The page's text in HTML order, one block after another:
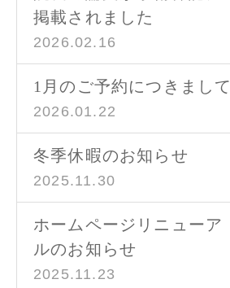
掲載されました
2026.02.16
1月のご予約につきまして
2026.01.22
冬季休暇のお知らせ
2025.11.30
ホームページリニューア
ルのお知らせ
2025.11.23